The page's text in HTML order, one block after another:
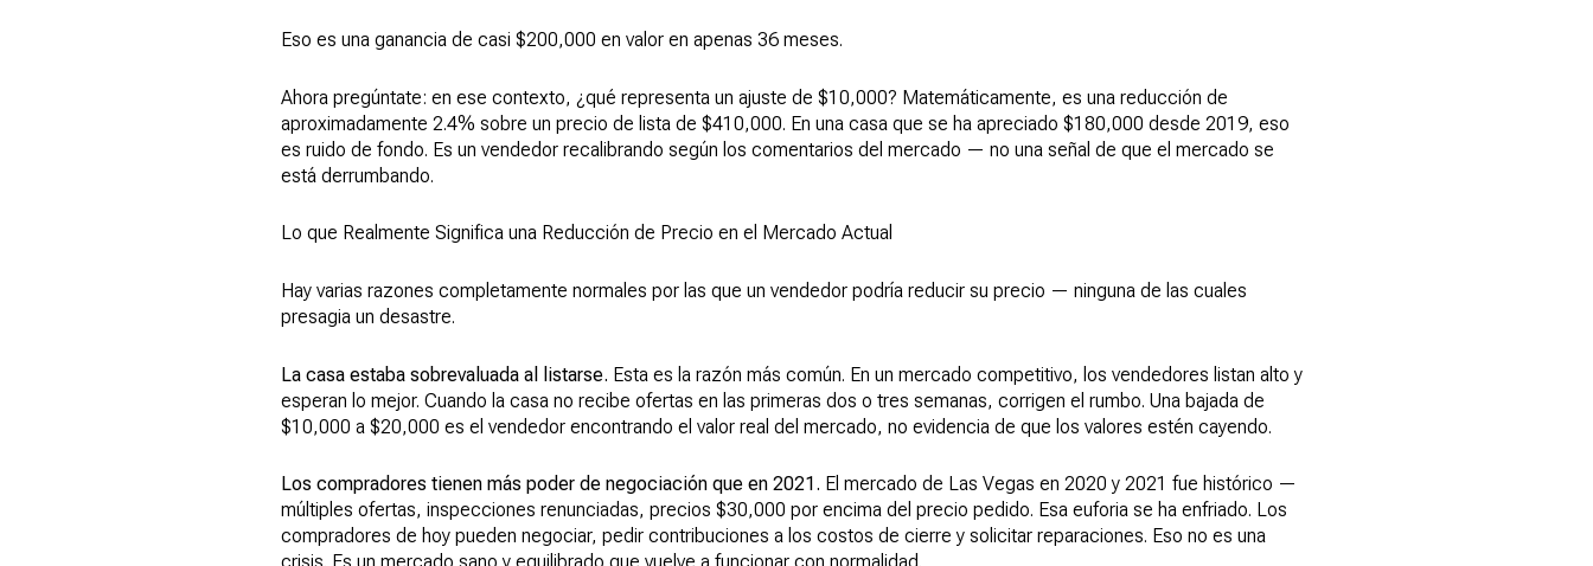
Eso es una ganancia de casi $200,000 en valor en apenas 36 meses.
Ahora pregúntate: en ese contexto, ¿qué representa un ajuste de $10,000? Matemáticamente, es una reducción de
aproximadamente 2.4% sobre un precio de lista de $410,000. En una casa que se ha apreciado $180,000 desde 2019, eso
es ruido de fondo. Es un vendedor recalibrando según los comentarios del mercado — no una señal de que el mercado se
está derrumbando.
Lo que Realmente Significa una Reducción de Precio en el Mercado Actual
Hay varias razones completamente normales por las que un vendedor podría reducir su precio — ninguna de las cuales
presagia un desastre.
La casa estaba sobrevaluada al listarse. Esta es la razón más común. En un mercado competitivo, los vendedores listan alto y
esperan lo mejor. Cuando la casa no recibe ofertas en las primeras dos o tres semanas, corrigen el rumbo. Una bajada de
$10,000 a $20,000 es el vendedor encontrando el valor real del mercado, no evidencia de que los valores estén cayendo.
Los compradores tienen más poder de negociación que en 2021. El mercado de Las Vegas en 2020 y 2021 fue histórico —
múltiples ofertas, inspecciones renunciadas, precios $30,000 por encima del precio pedido. Esa euforia se ha enfriado. Los
compradores de hoy pueden negociar, pedir contribuciones a los costos de cierre y solicitar reparaciones. Eso no es una